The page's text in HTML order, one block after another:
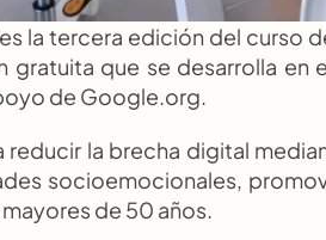
la tercera edición del curso
gratuita que se desarrolla
de Google.org.
reducir la brecha digital
socioemocionales,
de 50 años.